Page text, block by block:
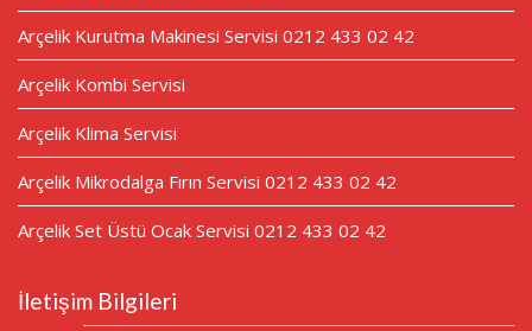
Arçelik Kurutma Makinesi Servisi 0212 433 02 42
Arçelik Kombi Servisi
Arçelik Klima Servisi
Arçelik Mikrodalga Fırın Servisi 0212 433 02 42
Arçelik Set Üstü Ocak Servisi 0212 433 02 42
İletişim Bilgileri